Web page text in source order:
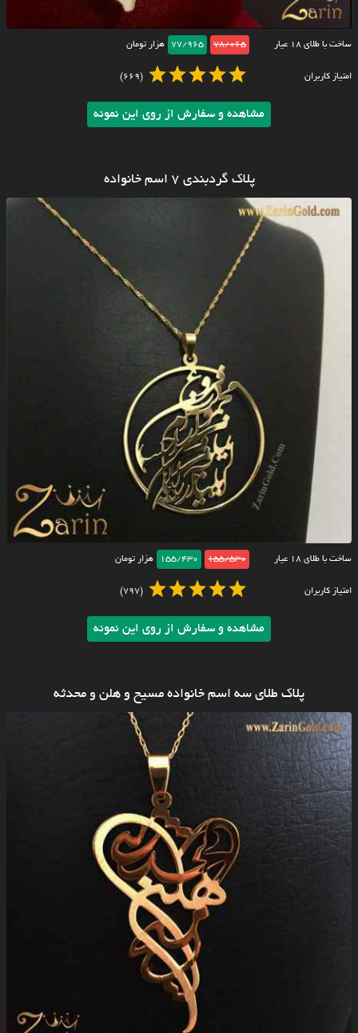
ساخت با طلای ۱۸ عیار 78/065
77/965 هزار تومان
امتیاز کاربران (669)
مشاهده و سفارش از روی این نمونه
پلاک گردبندی ۷ اسم خانواده
ساخت با طلای ۱۸ عیار 155/530
155/430 هزار تومان
امتیاز کاربران (797)
مشاهده و سفارش از روی این نمونه
پلاک طلای سه اسم خانواده مسیح و هلن و محدثه